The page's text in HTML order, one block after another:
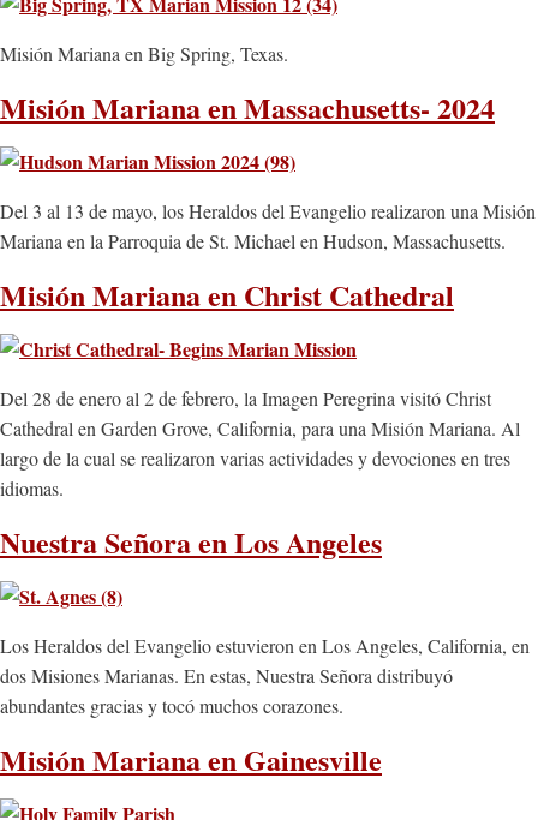
Misión Mariana en Big Spring, Texas.
Misión Mariana en Massachusetts- 2024
Del 3 al 13 de mayo, los Heraldos del Evangelio realizaron una Misión
Mariana en la Parroquia de St. Michael en Hudson, Massachusetts.
Misión Mariana en Christ Cathedral
Del 28 de enero al 2 de febrero, la Imagen Peregrina visitó Christ
Cathedral en Garden Grove, California, para una Misión Mariana. Al
largo de la cual se realizaron varias actividades y devociones en tres
idiomas.
Nuestra Señora en Los Angeles
Los Heraldos del Evangelio estuvieron en Los Angeles, California, en
dos Misiones Marianas. En estas, Nuestra Señora distribuyó
abundantes gracias y tocó muchos corazones.
Misión Mariana en Gainesville